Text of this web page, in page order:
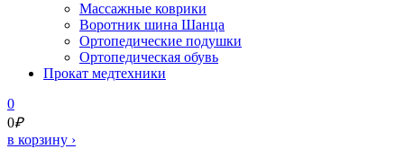
Массажные коврики
Воротник шина Шанца
Ортопедические подушки
Ортопедическая обувь
Прокат медтехники
0
0₽
в корзину ›